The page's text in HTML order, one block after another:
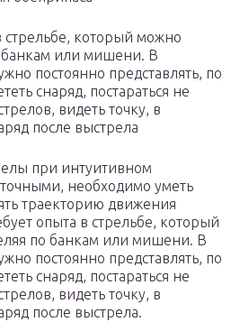
стрельбе, который можно
банкам или мишени. В
постоянно представлять, по
снаряд, постараться не
видеть точку, в
после выстрела
при интуитивном
необходимо уметь
траекторию движения
опыта в стрельбе, который
по банкам или мишени. В
постоянно представлять, по
снаряд, постараться не
видеть точку, в
после выстрела.